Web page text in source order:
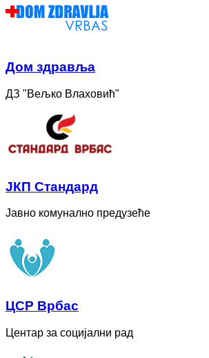
Дом здравља
ДЗ "Вељко Влаховић"
ЈКП Стандард
Јавно комунално предузеће
ЦСР Врбас
Центар за социјални рад